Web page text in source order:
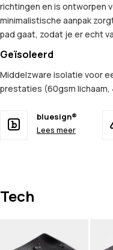
richtingen en is ontworpen
minimalistische aanpak
pad gaat, zodat je er echt
Geïsoleerd
Middelzware isolatie voor
prestaties (60gsm lichaam,
bluesign®
Lees meer
Tech